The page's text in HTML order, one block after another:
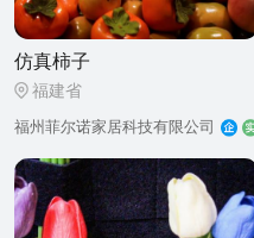
仿真柿子
福建省
福州菲尔诺家居科技有限公司